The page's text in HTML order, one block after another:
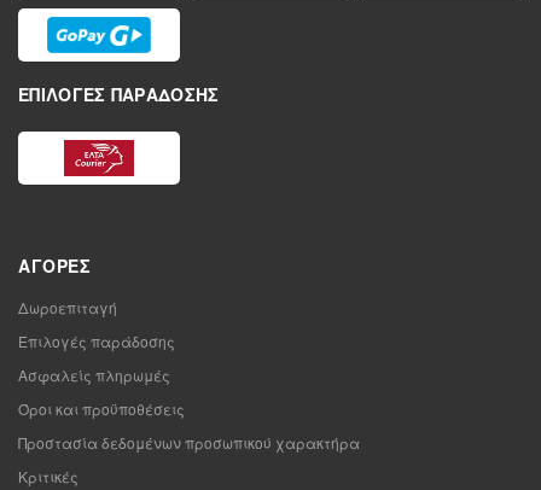
ΕΠΙΛΟΓΈΣ ΠΑΡΆΔΟΣΗΣ
ΑΓΟΡΈΣ
Δωροεπιταγή
Επιλογές παράδοσης
Ασφαλείς πληρωμές
Όροι και προϋποθέσεις
Προστασία δεδομένων προσωπικού χαρακτήρα
Κριτικές